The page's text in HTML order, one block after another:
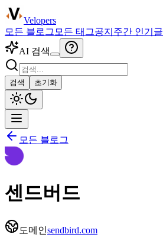
Velopers
모든 블로그 모든 태그공지 주간 인기글
AI 검색
검색 초기화
모든 블로그
센드버드
도메인sendbird.com